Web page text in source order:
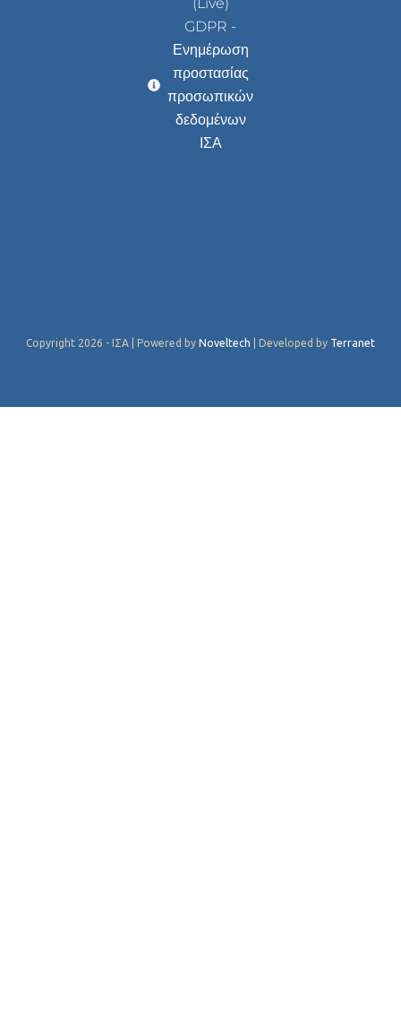
GDPR -
Ενημέρωση
προστασίας
προσωπικών
δεδομένων
ΙΣΑ
Copyright 2026 - ΙΣΑ | Powered by Noveltech | Developed by Terranet